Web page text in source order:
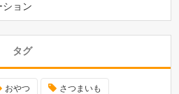
ション
タグ
おやつ さつまいも